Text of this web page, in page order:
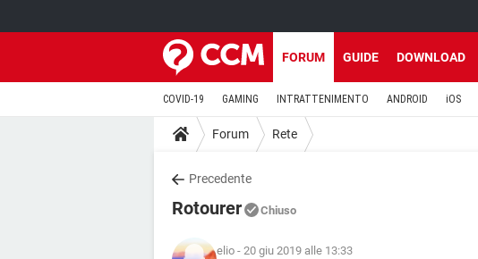
FORUM GUIDE DOWNLOAD
COVID-19 GAMING INTRATTENIMENTO ANDROID iOS
Forum Rete
Precedente
Rotourer Chiuso
elio - 20 giu 2019 alle 13:33